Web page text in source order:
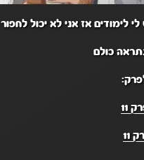
אז אני לא יכול לחפור
כולם
11
11